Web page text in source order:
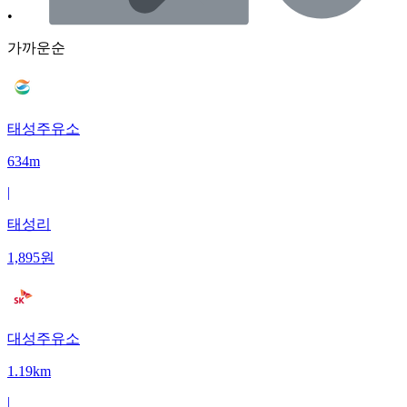
•
가까운순
태성주유소
634m
|
태성리
1,895원
대성주유소
1.19km
|